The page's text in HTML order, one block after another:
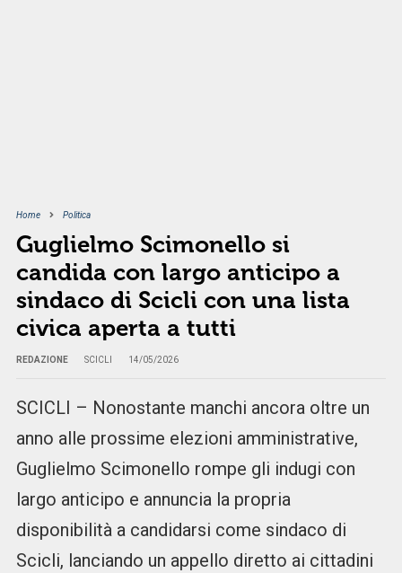
Home Politica
Guglielmo Scimonello si
candida con largo anticipo a
sindaco di Scicli con una lista
civica aperta a tutti
REDAZIONE SCICLI 14/05/2026
SCICLI – Nonostante manchi ancora oltre un
anno alle prossime elezioni amministrative,
Guglielmo Scimonello rompe gli indugi con
largo anticipo e annuncia la propria
disponibilità a candidarsi come sindaco di
Scicli, lanciando un appello diretto ai cittadini